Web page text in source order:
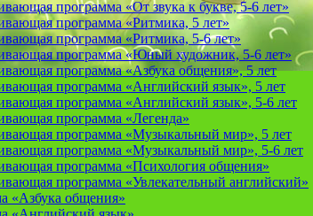
программа «От звука к букве, 5-6 лет»
программа «Ритмика, 5 лет»
программа «Ритмика, 5-6 лет»
программа «Юный художник, 5-6 лет»
программа «Азбука общения», 5 лет
программа «Английский язык», 5 лет
программа «Английский язык», 5-6 лет
программа «Легенда»
программа «Музыкальный мир», 5 лет
программа «Музыкальный мир», 5-6 лет
программа «Психология общения»
программа «Увлекательный английский»
«Азбука общения»